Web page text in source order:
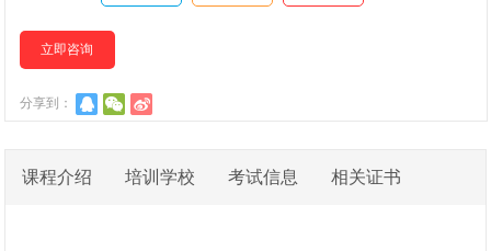
立即咨询
分享到：
课程介绍 培训学校 考试信息 相关证书